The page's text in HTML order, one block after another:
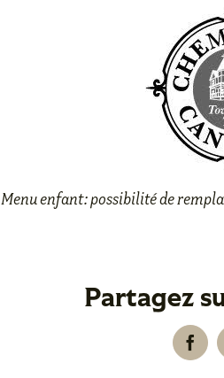
Menu enfant: possibilité de
Partagez